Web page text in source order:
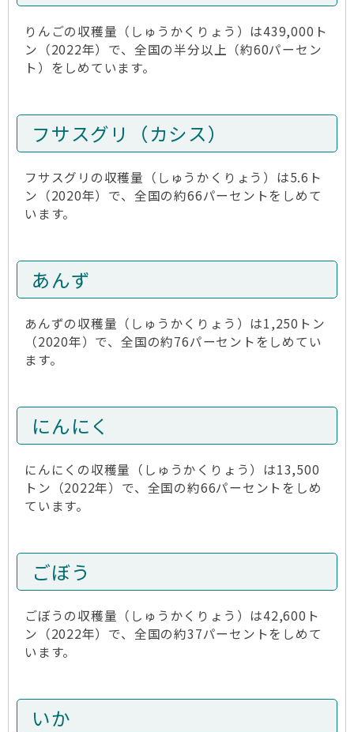
りんごの収穫量（しゅうかくりょう）は439,000ト
ン（2022年）で、全国の半分以上（約60パーセン
ト）をしめています。
フサスグリ（カシス）
フサスグリの収穫量（しゅうかくりょう）は5.6ト
ン（2020年）で、全国の約66パーセントをしめて
います。
あんず
あんずの収穫量（しゅうかくりょう）は1,250トン
（2020年）で、全国の約76パーセントをしめてい
ます。
にんにく
にんにくの収穫量（しゅうかくりょう）は13,500
トン（2022年）で、全国の約66パーセントをしめ
ています。
ごぼう
ごぼうの収穫量（しゅうかくりょう）は42,600ト
ン（2022年）で、全国の約37パーセントをしめて
います。
いか